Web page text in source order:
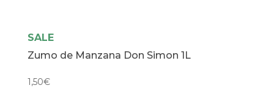
SALE
Zumo de Manzana Don Simon 1L
1,50€